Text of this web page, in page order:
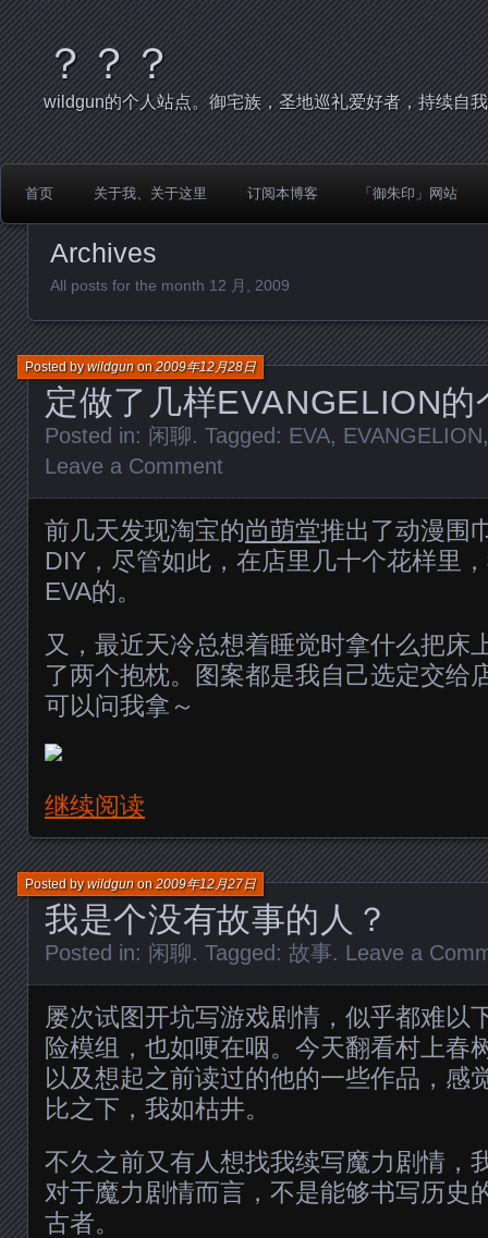
？？？
wildgun的个人站点。御宅族，圣地巡礼爱好者，持续自
首页 关于我、关于这里 订阅本博客 「御朱印」网站
Archives
All posts for the month 12 月, 2009
定做了几样EVANGELION的
Posted bywildgunon2009年12月28日
Posted in: 闲聊. Tagged: EVA, EVANGELION
Leave a Comment
前几天发现淘宝的尚萌堂推出了动漫围
DIY，尽管如此，在店里几十个花样里
EVA的。
又，最近天冷总想着睡觉时拿什么把床
了两个抱枕。图案都是我自己选定交给
可以问我拿～
继续阅读
我是个没有故事的人？
Posted bywildgunon2009年12月27日
Posted in: 闲聊. Tagged: 故事. Leave a
屡次试图开坑写游戏剧情，似乎都难以
险模组，也如哽在咽。今天翻看村上春
以及想起之前读过的他的一些作品，感
比之下，我如枯井。
不久之前又有人想找我续写魔力剧情，
对于魔力剧情而言，不是能够书写历史
古者。